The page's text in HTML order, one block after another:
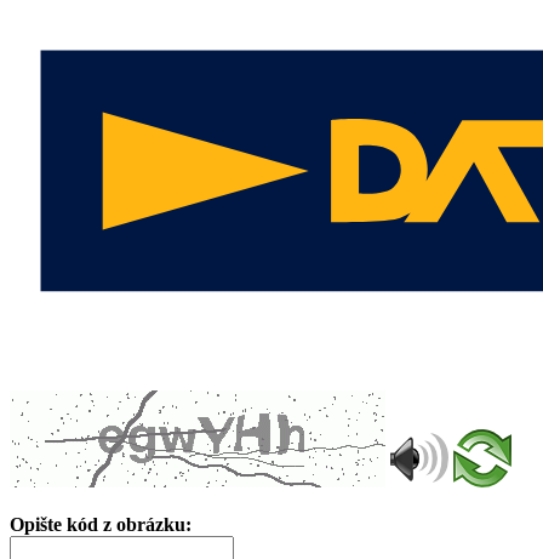
Opište kód z obrázku: